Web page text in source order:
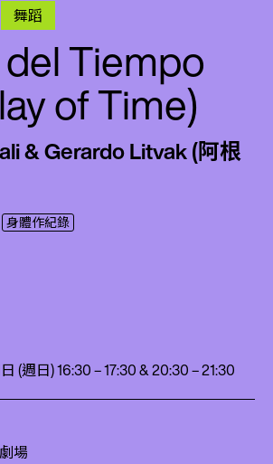
舞蹈
Tiempo
of Time)
& Gerardo Litvak (阿根
身體作紀錄
(週日) 16:30 – 17:30 & 20:30 – 21:30
場